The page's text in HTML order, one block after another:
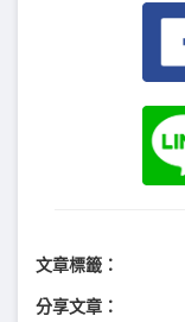
文章標籤：
分享文章：